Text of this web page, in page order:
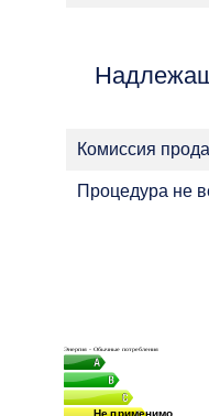
Комиссия
Процедура не
Энергия - Обычные потребления